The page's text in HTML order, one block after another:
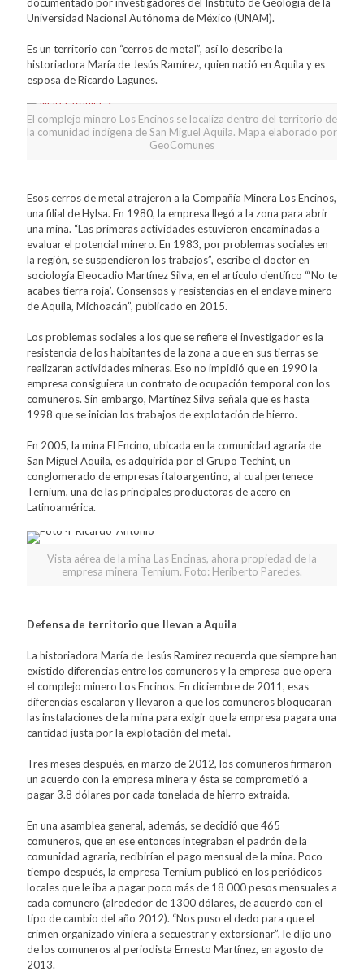
Universidad Nacional Autónoma de México (UNAM).
Es un territorio con “cerros de metal”, así lo describe la
historiadora María de Jesús Ramírez, quien nació en Aquila y es
esposa de Ricardo Lagunes.
El complejo minero Los Encinos se localiza dentro del territorio de
la comunidad indígena de San Miguel Aquila. Mapa elaborado por
GeoComunes
Esos cerros de metal atrajeron a la Compañía Minera Los Encinos,
una filial de Hylsa. En 1980, la empresa llegó a la zona para abrir
una mina. “Las primeras actividades estuvieron encaminadas a
evaluar el potencial minero. En 1983, por problemas sociales en
la región, se suspendieron los trabajos”, escribe el doctor en
sociología Eleocadio Martínez Silva, en el artículo científico “‘No te
acabes tierra roja’. Consensos y resistencias en el enclave minero
de Aquila, Michoacán”, publicado en 2015.
Los problemas sociales a los que se refiere el investigador es la
resistencia de los habitantes de la zona a que en sus tierras se
realizaran actividades mineras. Eso no impidió que en 1990 la
empresa consiguiera un contrato de ocupación temporal con los
comuneros. Sin embargo, Martínez Silva señala que es hasta
1998 que se inician los trabajos de explotación de hierro.
En 2005, la mina El Encino, ubicada en la comunidad agraria de
San Miguel Aquila, es adquirida por el Grupo Techint, un
conglomerado de empresas ítaloargentino, al cual pertenece
Ternium, una de las principales productoras de acero en
Latinoamérica.
Vista aérea de la mina Las Encinas, ahora propiedad de la
empresa minera Ternium. Foto: Heriberto Paredes.
Defensa de territorio que llevan a Aquila
La historiadora María de Jesús Ramírez recuerda que siempre han
existido diferencias entre los comuneros y la empresa que opera
el complejo minero Los Encinos. En diciembre de 2011, esas
diferencias escalaron y llevaron a que los comuneros bloquearan
las instalaciones de la mina para exigir que la empresa pagara una
cantidad justa por la explotación del metal.
Tres meses después, en marzo de 2012, los comuneros firmaron
un acuerdo con la empresa minera y ésta se comprometió a
pagar 3.8 dólares por cada tonelada de hierro extraída.
En una asamblea general, además, se decidió que 465
comuneros, que en ese entonces integraban el padrón de la
comunidad agraria, recibirían el pago mensual de la mina. Poco
tiempo después, la empresa Ternium publicó en los periódicos
locales que le iba a pagar poco más de 18 000 pesos mensuales a
cada comunero (alrededor de 1300 dólares, de acuerdo con el
tipo de cambio del año 2012). “Nos puso el dedo para que el
crimen organizado viniera a secuestrar y extorsionar”, le dijo uno
de los comuneros al periodista Ernesto Martínez, en agosto de
2013.